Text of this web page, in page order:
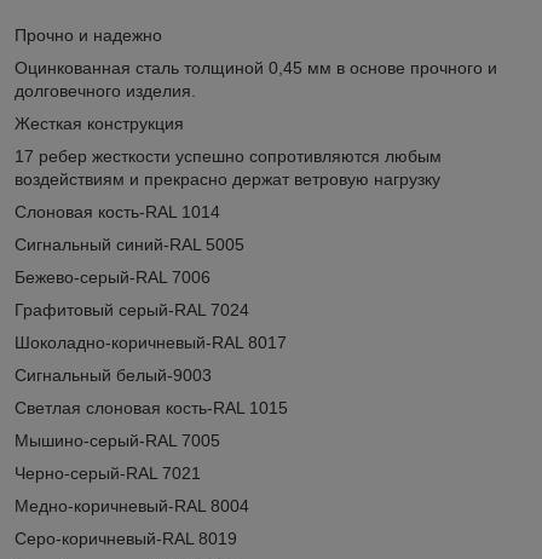
Прочно и надежно
Оцинкованная сталь толщиной 0,45 мм в основе прочного и
долговечного изделия.
Жесткая конструкция
17 ребер жесткости успешно сопротивляются любым
воздействиям и прекрасно держат ветровую нагрузку
Слоновая кость-RAL 1014
Сигнальный синий-RAL 5005
Бежево-серый-RAL 7006
Графитовый серый-RAL 7024
Шоколадно-коричневый-RAL 8017
Сигнальный белый-9003
Светлая слоновая кость-RAL 1015
Мышино-серый-RAL 7005
Черно-серый-RAL 7021
Медно-коричневый-RAL 8004
Серо-коричневый-RAL 8019